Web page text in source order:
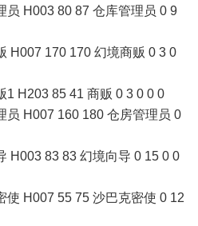
员 H003 80 87 仓库管理员 0 9
H007 170 170 幻境商贩 0 3 0
1 H203 85 41 商贩 0 3 0 0 0
员 H007 160 180 仓房管理员 0
H003 83 83 幻境向导 0 15 0 0
使 H007 55 75 沙巴克密使 0 12